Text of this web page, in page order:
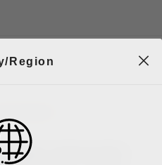
飛航工程師的全職工
Region